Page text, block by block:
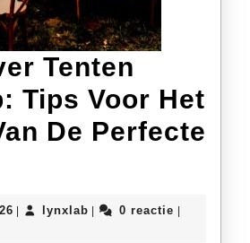
Tenten
Tips Voor Het
De Perfecte
06
lynxlablynxlab0 reactie